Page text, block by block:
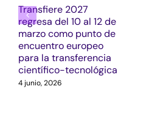
Transfiere 2027
regresa del 10 al 12 de
marzo como punto de
encuentro europeo
para la transferencia
científico-tecnológica
4 junio, 2026